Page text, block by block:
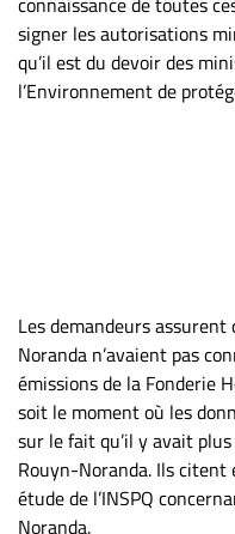
signer les autorisations
qu’il est du devoir des
l’Environnement de
Les demandeurs
Noranda n’avaient pas
émissions de la Fonderie
soit le moment où les
sur le fait qu’il y avait
Rouyn-Noranda. Ils citent
étude de l’INSPQ
Noranda.